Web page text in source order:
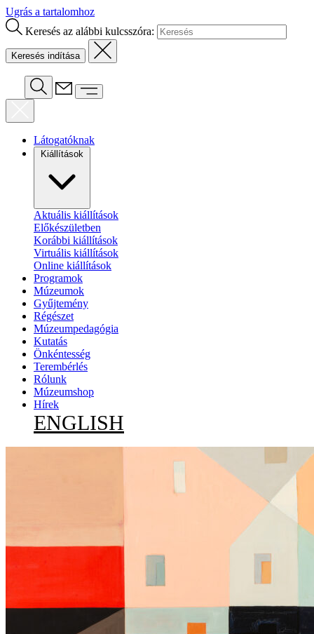
Ugrás a tartalomhoz
Keresés az alábbi kulcsszóra:
Látogatóknak
Kiállítások
Aktuális kiállítások
Előkészületben
Korábbi kiállítások
Virtuális kiállítások
Online kiállítások
Programok
Múzeumok
Gyűjtemény
Régészet
Múzeumpedagógia
Kutatás
Önkéntesség
Terembérlés
Rólunk
Múzeumshop
Hírek
ENGLISH